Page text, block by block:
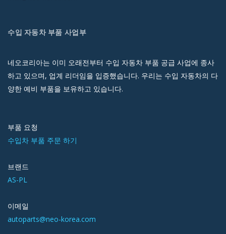
수입 자동차 부품 사업부
네오코리아는 이미 오래전부터 수입 자동차 부품 공급 사업에 종사
하고 있으며, 업계 리더임을 입증했습니다. 우리는 수입 자동차의 다
양한 예비 부품을 보유하고 있습니다.
부품 요청
수입차 부품 주문 하기
브랜드
AS-PL
이메일
autoparts@neo-korea.com